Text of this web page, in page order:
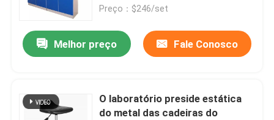
Preço：$246/set
Melhor preço Fale Conosco
O laboratório preside estática
do metal das cadeiras do